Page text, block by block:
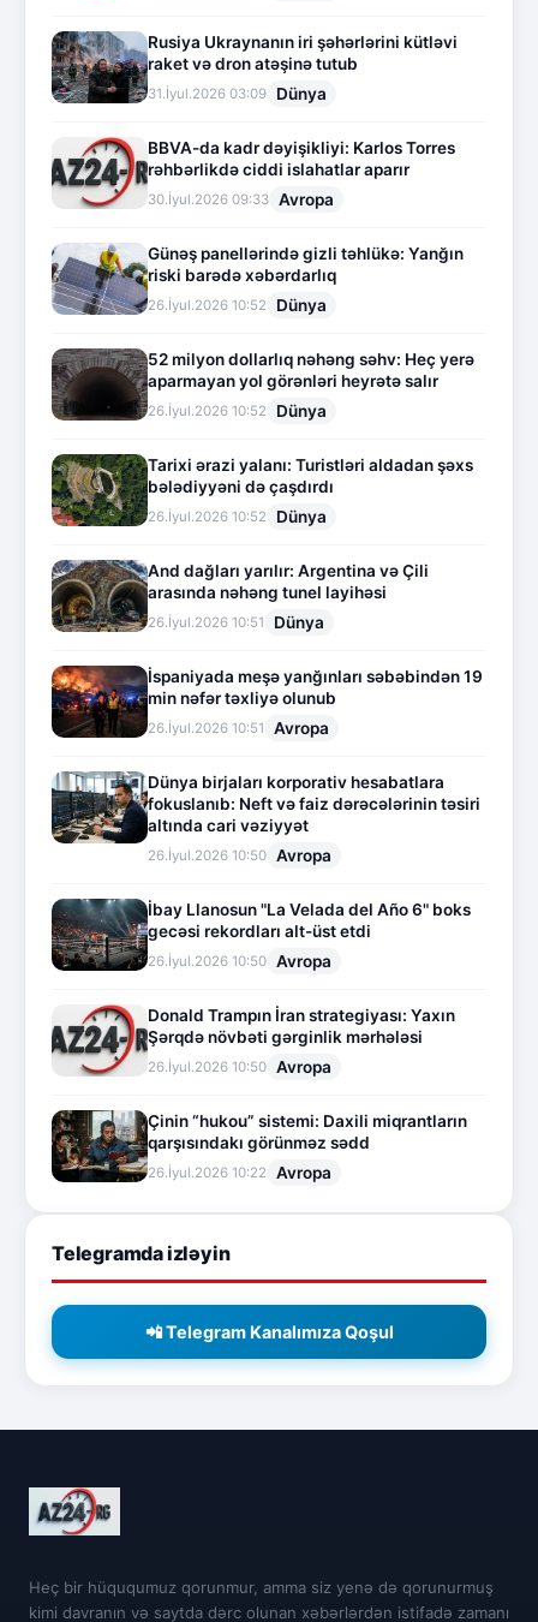
Rusiya Ukraynanın iri şəhərlərini kütləvi
raket və dron atəşinə tutub
31.İyul.2026 03:09 Dünya
BBVA-da kadr dəyişikliyi: Karlos Torres
rəhbərlikdə ciddi islahatlar aparır
30.İyul.2026 09:33 Avropa
Günəş panellərində gizli təhlükə: Yanğın
riski barədə xəbərdarlıq
26.İyul.2026 10:52 Dünya
52 milyon dollarlıq nəhəng səhv: Heç yerə
aparmayan yol görənləri heyrətə salır
26.İyul.2026 10:52 Dünya
Tarixi ərazi yalanı: Turistləri aldadan şəxs
bələdiyyəni də çaşdırdı
26.İyul.2026 10:52 Dünya
And dağları yarılır: Argentina və Çili
arasında nəhəng tunel layihəsi
26.İyul.2026 10:51 Dünya
İspaniyada meşə yanğınları səbəbindən 19
min nəfər təxliyə olunub
26.İyul.2026 10:51 Avropa
Dünya birjaları korporativ hesabatlara
fokuslanıb: Neft və faiz dərəcələrinin təsiri
altında cari vəziyyət
26.İyul.2026 10:50 Avropa
İbay Llanosun "La Velada del Año 6" boks
gecəsi rekordları alt-üst etdi
26.İyul.2026 10:50 Avropa
Donald Trampın İran strategiyası: Yaxın
Şərqdə növbəti gərginlik mərhələsi
26.İyul.2026 10:50 Avropa
Çinin “hukou” sistemi: Daxili miqrantların
qarşısındakı görünməz sədd
26.İyul.2026 10:22 Avropa
Telegramda izləyin
📲 Telegram Kanalımıza Qoşul
Heç bir hüququmuz qorunmur, amma siz yenə də qorunurmuş
kimi davranın və saytda dərc olunan xəbərlərdən istifadə zamanı